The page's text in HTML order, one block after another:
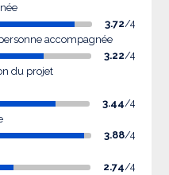
3.72/4
accompagnée
3.22/4
du projet
3.44/4
3.88/4
2.74/4